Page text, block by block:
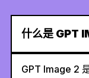
什么是 GPT
GPT Image 2